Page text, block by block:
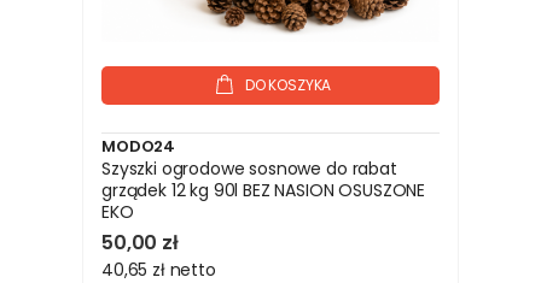
DO KOSZYKA
MODO24
Szyszki ogrodowe sosnowe do rabat
grządek 12 kg 90l BEZ NASION OSUSZONE
EKO
50,00 zł
40,65 zł netto